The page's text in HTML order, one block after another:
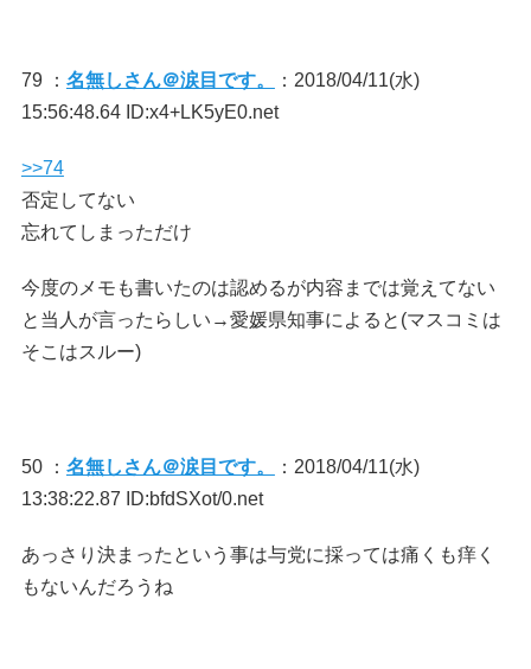
79 ： 名無しさん＠涙目です。
：2018/04/11(水)
15:56:48.64 ID:x4+LK5yE0.net
>>74
否定してない
忘れてしまっただけ
今度のメモも書いたのは認めるが内容までは覚えてない
と当人が言ったらしい→愛媛県知事によると(マスコミは
そこはスルー)
50 ： 名無しさん＠涙目です。
：2018/04/11(水)
13:38:22.87 ID:bfdSXot/0.net
あっさり決まったという事は与党に採っては痛くも痒く
もないんだろうね